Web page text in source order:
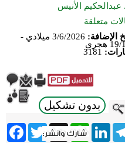
عبدالحكيم الأنيس
متعلقة
الإضافة:
3/6/2026 ميلادي -
هجري
3181
بدون تشكيل
Twitter X
WhatsApp
LinkedIn